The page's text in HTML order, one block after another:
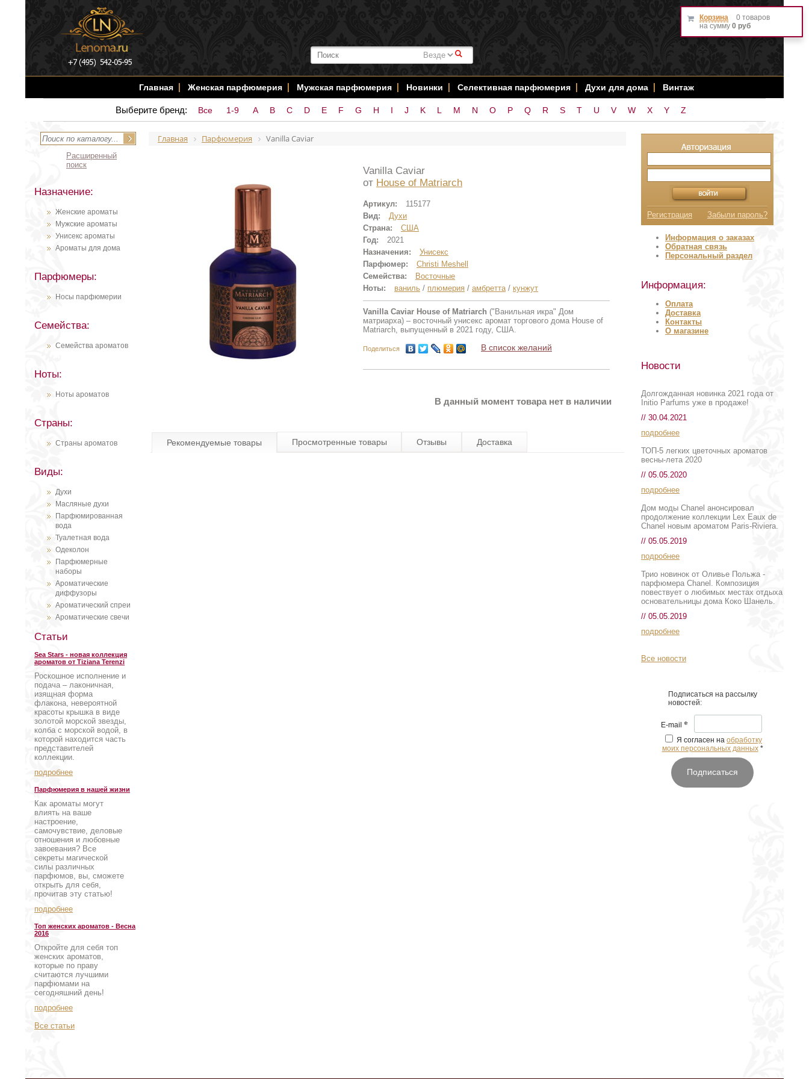
#
Главная Женская парфюмерия Мужская парфюмерия Новинки Селективная парфюмерия Духи для дома Винтаж
Выберите бренд: Все 1-9 A B C D E F G H I J K L M N O P Q R S T U V W X Y Z
Расширенный
поиск
Назначение:
Женские ароматы
Мужские ароматы
Унисекс ароматы
Ароматы для дома
Парфюмеры:
Носы парфюмерии
Семейства:
Семейства ароматов
Ноты:
Ноты ароматов
Страны:
Страны ароматов
Виды:
Духи
Масляные духи
Парфюмированная
вода
Туалетная вода
Одеколон
Парфюмерные
наборы
Ароматические
диффузоры
Ароматический спреи
Ароматические свечи
Статьи
Sea Stars - новая коллекция
ароматов от Tiziana Terenzi
Роскошное исполнение и
подача – лаконичная,
изящная форма
флакона, невероятной
красоты крышка в виде
золотой морской звезды,
колба с морской водой, в
которой находится часть
представителей
коллекции.
подробнее
Парфюмерия в нашей жизни
Как ароматы могут
влиять на ваше
настроение,
самочувствие, деловые
отношения и любовные
завоевания? Все
секреты магической
силы различных
парфюмов, вы, сможете
открыть для себя,
прочитав эту статью!
подробнее
Топ женских ароматов - Весна
2016
Откройте для себя топ
женских ароматов,
которые по праву
считаются лучшими
парфюмами на
сегодняшний день!
подробнее
Все статьи
Главная Парфюмерия Vanilla Caviar
Vanilla Caviar
от House of Matriarch
Артикул:
115177
Вид:
Духи
Страна:
США
Год:
2021
Назначения:
Унисекс
Парфюмер:
Christi Meshell
Семейства:
Восточные
Ноты:
ваниль / плюмерия / амбретта/ кунжут
Vanilla Caviar House of Matriarch ("Ванильная икра" Дом
матриарха) – восточный унисекс аромат торгового дома House of
Matriarch, выпущенный в 2021 году, США.
Поделиться В список желаний
В данный момент товара нет в наличии
Рекомендуемые товары Просмотренные товары Отзывы Доставка
Корзина
0 товаров
на сумму 0 руб
Регистрация Забыли пароль?
Информация о заказах
Обратная связь
Персональный раздел
Информация:
Оплата
Доставка
Контакты
О магазине
Новости
Долгожданная новинка 2021 года от
Initio Parfums уже в продаже!
// 30.04.2021
подробнее
ТОП-5 легких цветочных ароматов
весны-лета 2020
// 05.05.2020
подробнее
Дом моды Chanel анонсировал
продолжение коллекции Lex Eaux de
Chanel новым ароматом Paris-Riviera.
// 05.05.2019
подробнее
Трио новинок от Оливье Польжа -
парфюмера Chanel. Композиция
повествует о любимых местах отдыха
основательницы дома Коко Шанель.
// 05.05.2019
подробнее
Все новости
Подписаться на рассылку
новостей:
E-mail *
Я согласен на обработку
моих персональных данных *
Подписаться